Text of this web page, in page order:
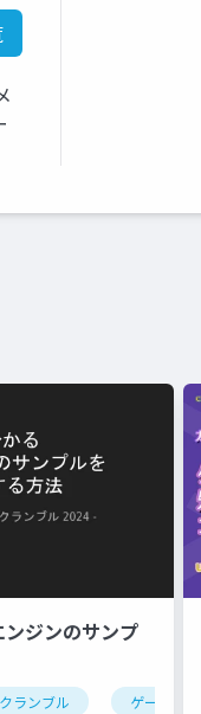
ジンのサンプ
ランブル ゲーム制作